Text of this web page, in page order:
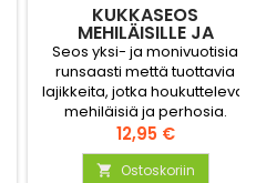
KUKKASEOS
MEHILÄISILLE JA
PERHOSILLE 10M2
Seos yksi- ja monivuotisia
runsaasti mettä tuottavia
lajikkeita, jotka houkuttelevat
mehiläisiä ja perhosia.
Kukkivat eri ajankohtina ja
pitkään pölyttäjien iloksi ja
hyödyksi.
Hinta
12,95 €
 Ostoskoriin